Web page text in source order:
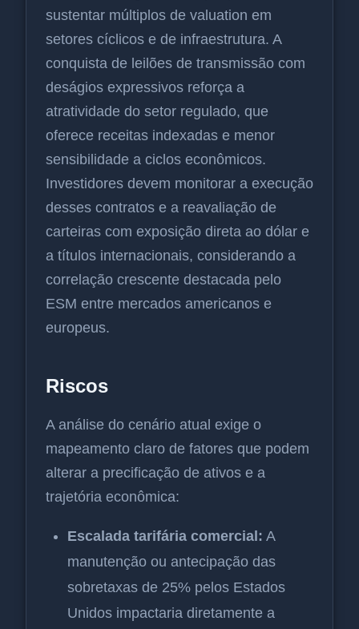
sustentar múltiplos de valuation em
setores cíclicos e de infraestrutura. A
conquista de leilões de transmissão com
deságios expressivos reforça a
atratividade do setor regulado, que
oferece receitas indexadas e menor
sensibilidade a ciclos econômicos.
Investidores devem monitorar a execução
desses contratos e a reavaliação de
carteiras com exposição direta ao dólar e
a títulos internacionais, considerando a
correlação crescente destacada pelo
ESM entre mercados americanos e
europeus.
Riscos
A análise do cenário atual exige o
mapeamento claro de fatores que podem
alterar a precificação de ativos e a
trajetória econômica:
Escalada tarifária comercial: A
manutenção ou antecipação das
sobretaxas de 25% pelos Estados
Unidos impactaria diretamente a